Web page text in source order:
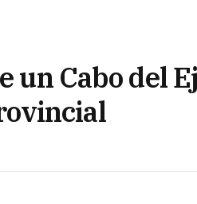
un Cabo del